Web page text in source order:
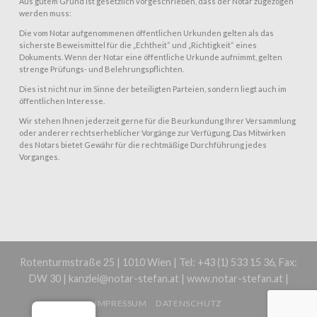
werden muss:
Die vom Notar aufgenommenen öffentlichen Urkunden gelten als das
sicherste Beweismittel für die „Echtheit“ und „Richtigkeit“ eines
Dokuments. Wenn der Notar eine öffentliche Urkunde aufnimmt, gelten
strenge Prüfungs- und Belehrungspflichten.
Dies ist nicht nur im Sinne der beteiligten Parteien, sondern liegt auch im
öffentlichen Interesse.
Wir stehen Ihnen jederzeit gerne für die Beurkundung Ihrer Versammlung
oder anderer rechtserheblicher Vorgänge zur Verfügung. Das Mitwirken
des Notars bietet Gewähr für die rechtmäßige Durchführung jedes
Vorganges.
Rotenturmstraße 25 | 1010 Wien | Tel: +43 (1) 533 15 36, Fax:
DW 30 | kanzlei@notar-stefan.at | www.notar-stefan.at |
IMPRESSUM DATENSCHUTZ